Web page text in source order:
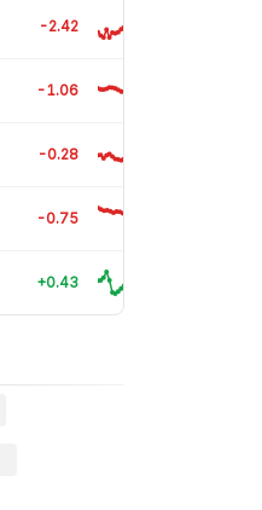
-2.42
-1.06
-0.28
-0.75
+0.43